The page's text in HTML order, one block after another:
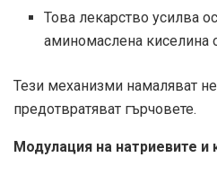
Това лекарство усилва
аминомаслена киселина
Тези механизми намаляват
предотвратяват гърчовете.
Модулация на натриевите и